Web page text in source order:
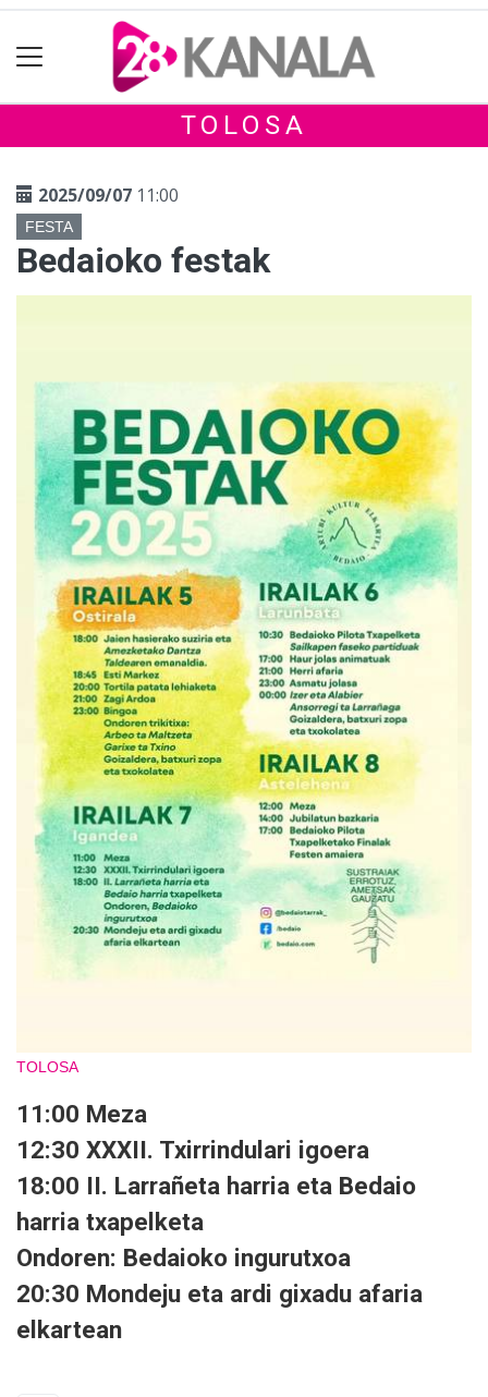
TOLOSA
2025/09/07 11:00
FESTA
Bedaioko festak
TOLOSA
11:00 Meza
12:30 XXXII. Txirrindulari igoera
18:00 II. Larrañeta harria eta Bedaio
harria txapelketa
Ondoren: Bedaioko ingurutxoa
20:30 Mondeju eta ardi gixadu afaria
elkartean